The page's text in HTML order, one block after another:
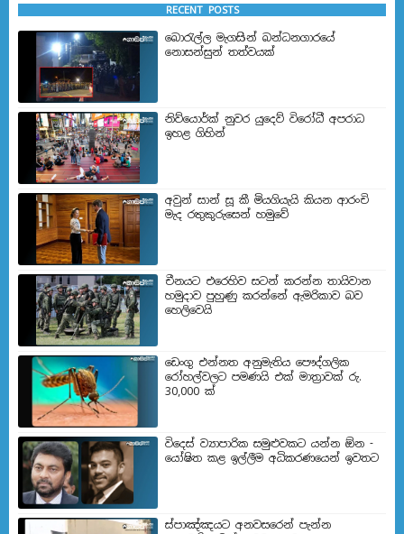
RECENT POSTS
බොරැල්ල මැගසින් බන්ධනගාරයේ
නොසන්සුන් තත්වයක්
නිව්යොර්ක් නුවර යුදෙව් විරෝධී අපරාධ
ඉහළ ගිහින්
අවුන් සාන් සූ කී මියගියැයි කියන ආරංචි
මැද රතුකුරුසෙන් හමුවේ
චීනයට එරෙහිව සටන් කරන්න තායිවාන
හමුදාව පුහුණු කරන්නේ ඇමරිකාව බව
හෙලිවෙයි
ඩෙංගු එන්නත අනුමැතිය පෞද්ගලික
රෝහල්වලට පමණයි එක් මාත්‍රාවක් රු.
30,000 ක්
විදෙස් ව්‍යාපාරික සමුළුවකට යන්න ඕන -
යෝෂිත කළ ඉල්ලීම අධිකරණයෙන් ඉවතට
ස්පාඤ්ඤයට අනවසරෙන් පැන්න